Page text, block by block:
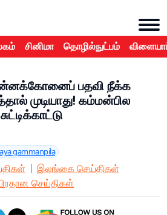
சினிமா தொழில்நுட்பம்
பதவி நீக்க
முடியாது! கம்மன்பில
சுட்டிக்காட்டு
gammanpila
இலங்கை செய்திகள்
செய்திகள்